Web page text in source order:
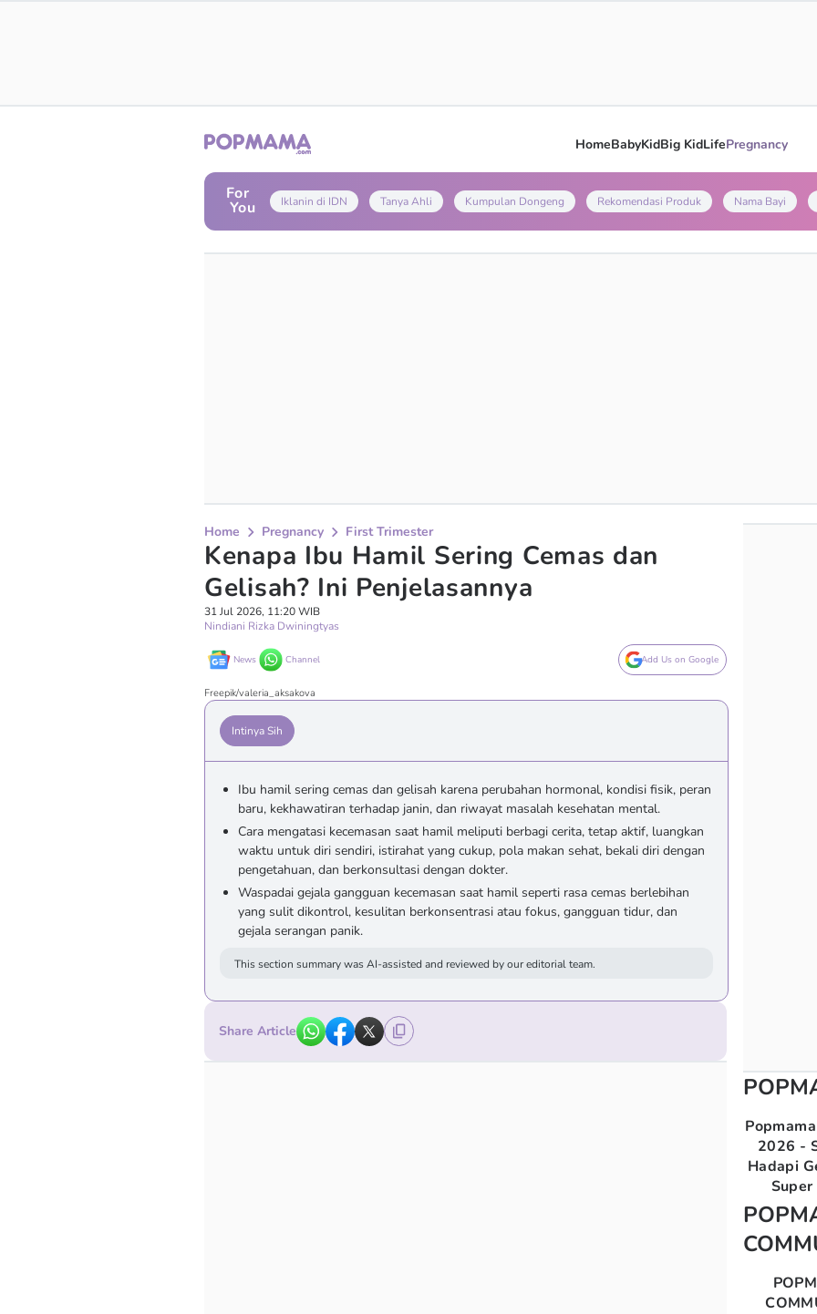
HomeBabyKidBig KidLifePregnancy
For
You Iklanin di IDN Tanya Ahli Kumpulan Dongeng Rekomendasi Produk Nama Bayi
Home Pregnancy First Trimester
Kenapa Ibu Hamil Sering Cemas dan
Gelisah? Ini Penjelasannya
31 Jul 2026, 11:20 WIB
Nindiani Rizka Dwiningtyas
News Channel Add Us on Google
Freepik/valeria_aksakova
Intinya Sih
Ibu hamil sering cemas dan gelisah karena perubahan hormonal, kondisi fisik, peran
baru, kekhawatiran terhadap janin, dan riwayat masalah kesehatan mental.
Cara mengatasi kecemasan saat hamil meliputi berbagi cerita, tetap aktif, luangkan
waktu untuk diri sendiri, istirahat yang cukup, pola makan sehat, bekali diri dengan
pengetahuan, dan berkonsultasi dengan dokter.
Waspadai gejala gangguan kecemasan saat hamil seperti rasa cemas berlebihan
yang sulit dikontrol, kesulitan berkonsentrasi atau fokus, gangguan tidur, dan
gejala serangan panik.
This section summary was AI-assisted and reviewed by our editorial team.
Share Article
2026 -
Hadapi